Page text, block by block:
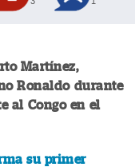
Martínez,
Ronaldo durante
al Congo en el
su primer